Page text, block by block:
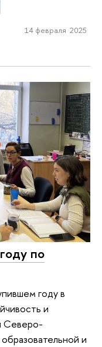
14 февраля 2025
по
году в
и
Северо-
и